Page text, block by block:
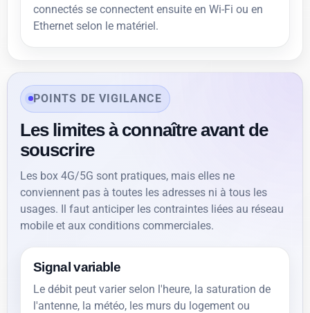
connectés se connectent ensuite en Wi-Fi ou en
Ethernet selon le matériel.
POINTS DE VIGILANCE
Les limites à connaître avant de
souscrire
Les box 4G/5G sont pratiques, mais elles ne
conviennent pas à toutes les adresses ni à tous les
usages. Il faut anticiper les contraintes liées au réseau
mobile et aux conditions commerciales.
Signal variable
Le débit peut varier selon l'heure, la saturation de
l'antenne, la météo, les murs du logement ou